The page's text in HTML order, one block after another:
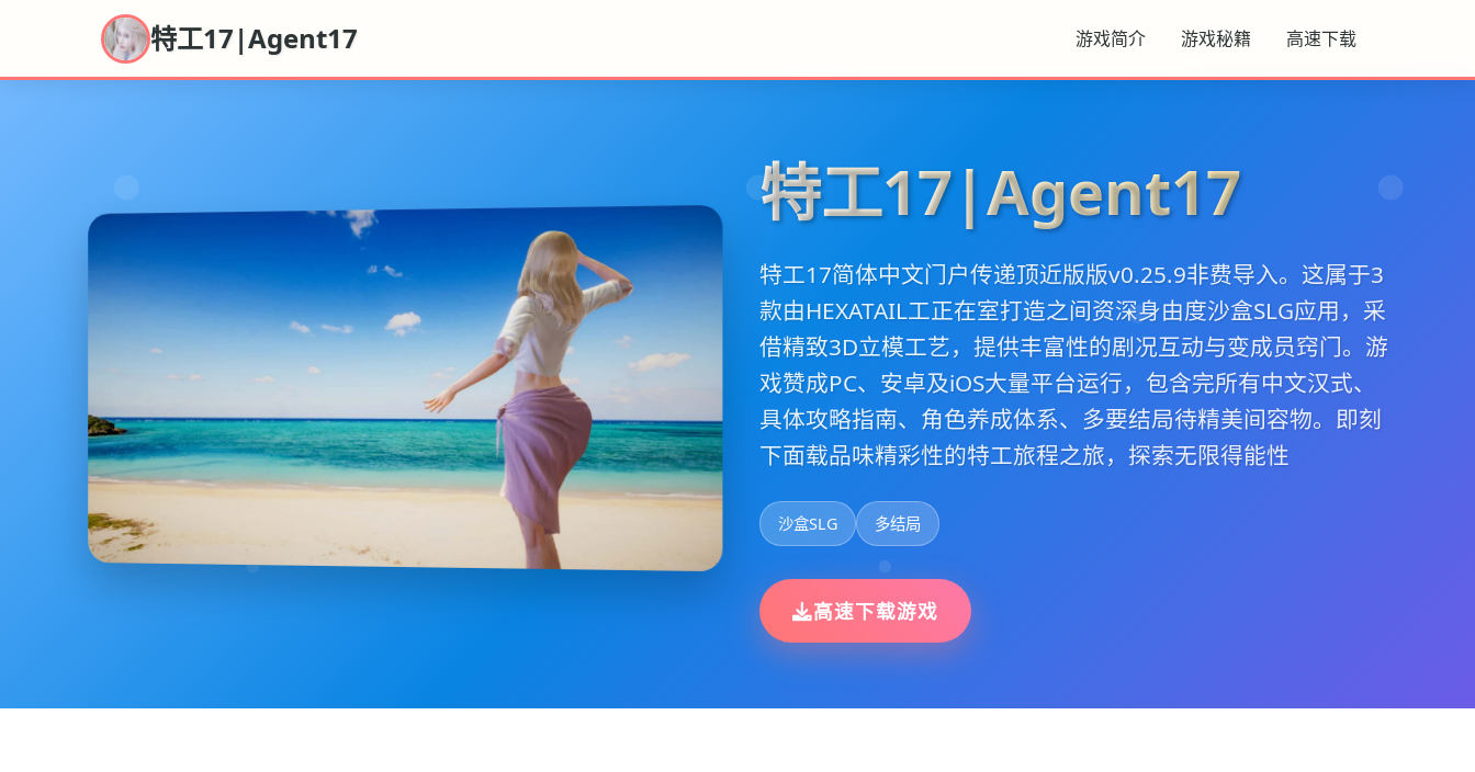
特工17|Agent17 游戏简介 游戏秘籍 高速下载
特工17|Agent17
特工17简体中文门户传递顶近版版v0.25.9非费导入。这属于3
款由HEXATAIL工正在室打造之间资深身由度沙盒SLG应用，采
借精致3D立模工艺，提供丰富性的剧况互动与变成员窍门。游
戏赞成PC、安卓及iOS大量平台运行，包含完所有中文汉式、
具体攻略指南、角色养成体系、多要结局待精美间容物。即刻
下面载品味精彩性的特工旅程之旅，探索无限得能性
沙盒SLG 多结局
高速下载游戏